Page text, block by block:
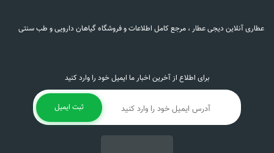
برای اطلاع از آخرین اخبار ما ایمیل خود را وارد کنید
ثبت ایمیل
عطاری آنلاین دیجی عطار ، مرجع کامل اطلاعات و فروشگاه گیاهان دارویی و طب سنتی